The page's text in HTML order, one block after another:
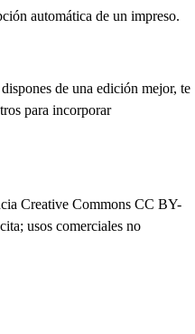
automática de un impreso.
de una edición mejor, te
para incorporar
Creative Commons CC BY-
usos comerciales no